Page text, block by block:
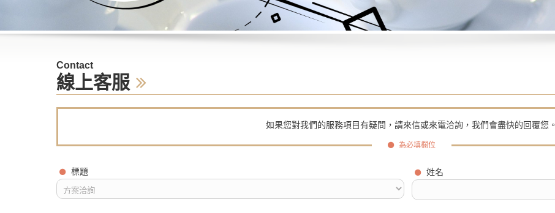
Contact
線上客服
如果您對我們的服務項目有疑問，請來信或來電洽詢，我們會盡快的回覆您。
為必填欄位
標題 姓名